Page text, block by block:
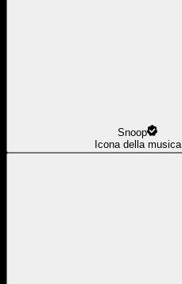
Snoop
Icona della musica